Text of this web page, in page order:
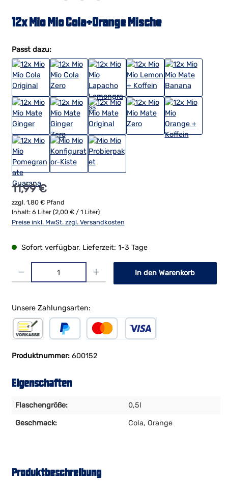
12x Mio Mio Cola+Orange Mische
Passt dazu:
Regulärer Preis:
11,99 €
zzgl. 1,80 € Pfand
Inhalt: 6 Liter (2,00 € / 1 Liter)
Preise inkl. MwSt. zzgl. Versandkosten
Sofort verfügbar, Lieferzeit: 1-3 Tage
Produkt Anzahl: Gib den gewünschten Wert ein oder benutze die
In den Warenkorb
Unsere Zahlungsarten:
Produktnummer: 600152
Eigenschaften
Flaschengröße: 0,5l
Geschmack: Cola, Orange
Produktbeschreibung